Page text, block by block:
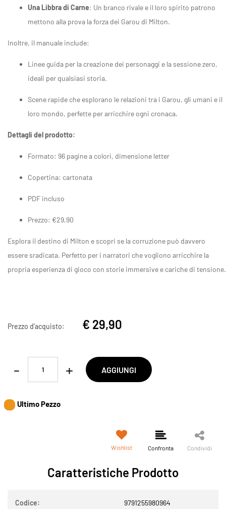
Una Libbra di Carne: Un branco rivale e il loro spirito patrono
mettono alla prova la forza dei Garou di Milton.
Inoltre, il manuale include:
Linee guida per la creazione dei personaggi e la sessione zero,
ideali per qualsiasi storia.
Scene rapide che esplorano le relazioni tra i Garou, gli umani e il
loro mondo, perfette per arricchire ogni cronaca.
Dettagli del prodotto:
Formato: 96 pagine a colori, dimensione letter
Copertina: cartonata
PDF incluso
Prezzo: €29,90
Esplora il destino di Milton e scopri se la corruzione può davvero
essere sradicata. Perfetto per i narratori che vogliono arricchire la
propria esperienza di gioco con storie immersive e cariche di tensione.
Prezzo d'acquisto: € 29,90
Quantità
AGGIUNGI
Ultimo Pezzo
Wishlist Confronta Condividi
Caratteristiche Prodotto
Codice: 9791255980964